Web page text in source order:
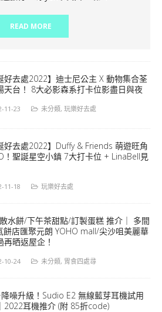
READ MORE
好去處2022】迪士尼公主 X 動物集合荃
天台！ 8大必影森系打卡位影盡日與夜
11-23 未分類, 玩樂好去處
好去處2022】Duffy & Friends 萌遊旺角
！聖誕星空小鎮 7大打卡位 + LinaBell見
11-18 玩樂好去處
水餅/下午茶甜點/訂製蛋糕 推介｜ 多間
餅店匯聚元朗 YOHO mall/尖沙咀美麗華
再晒返屋企！
10-24 未分類, 胃食四處尋
噪升級！Sudio E2 無線藍芽耳機試用
2022耳機推介 (附 85折code)